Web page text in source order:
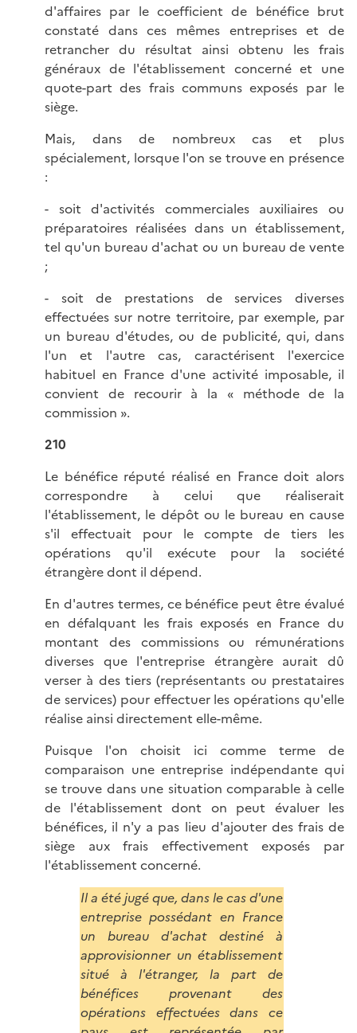
d'affaires par le coefficient de bénéfice brut
constaté dans ces mêmes entreprises et de
retrancher du résultat ainsi obtenu les frais
généraux de l'établissement concerné et une
quote-part des frais communs exposés par le
siège.
Mais, dans de nombreux cas et plus
spécialement, lorsque l'on se trouve en présence
:
- soit d'activités commerciales auxiliaires ou
préparatoires réalisées dans un établissement,
tel qu'un bureau d'achat ou un bureau de vente
;
- soit de prestations de services diverses
effectuées sur notre territoire, par exemple, par
un bureau d'études, ou de publicité, qui, dans
l'un et l'autre cas, caractérisent l'exercice
habituel en France d'une activité imposable, il
convient de recourir à la « méthode de la
commission ».
210
Le bénéfice réputé réalisé en France doit alors
correspondre à celui que réaliserait
l'établissement, le dépôt ou le bureau en cause
s'il effectuait pour le compte de tiers les
opérations qu'il exécute pour la société
étrangère dont il dépend.
En d'autres termes, ce bénéfice peut être évalué
en défalquant les frais exposés en France du
montant des commissions ou rémunérations
diverses que l'entreprise étrangère aurait dû
verser à des tiers (représentants ou prestataires
de services) pour effectuer les opérations qu'elle
réalise ainsi directement elle-même.
Puisque l'on choisit ici comme terme de
comparaison une entreprise indépendante qui
se trouve dans une situation comparable à celle
de l'établissement dont on peut évaluer les
bénéfices, il n'y a pas lieu d'ajouter des frais de
siège aux frais effectivement exposés par
l'établissement concerné.
Il a été jugé que, dans le cas d'une
entreprise possédant en France
un bureau d'achat destiné à
approvisionner un établissement
situé à l'étranger, la part de
bénéfices provenant des
opérations effectuées dans ce